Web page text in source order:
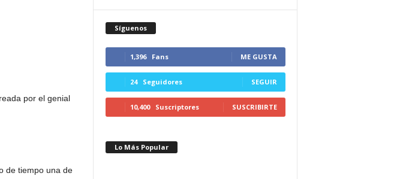
por el genial
de tiempo una de
Síguenos
1,396 Fans ME GUSTA
24 Seguidores SEGUIR
10,400 Suscriptores SUSCRIBIRTE
Lo Más Popular